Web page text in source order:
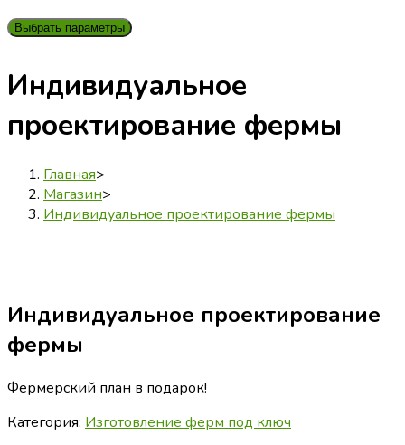
Выбрать параметры
Индивидуальное
проектирование фермы
Главная>
Магазин>
Индивидуальное проектирование фермы
Индивидуальное проектирование
фермы
Фермерский план в подарок!
Категория: Изготовление ферм под ключ